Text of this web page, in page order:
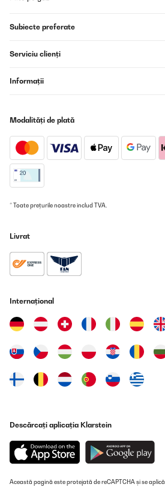
Subiecte preferate
Serviciu clienți
Informații
Modalități de plată
* Toate prețurile noastre includ TVA.
Livrat
Internațional
Descărcați aplicația Klarstein
Această pagină este protejată de reCAPTCHA și se aplică